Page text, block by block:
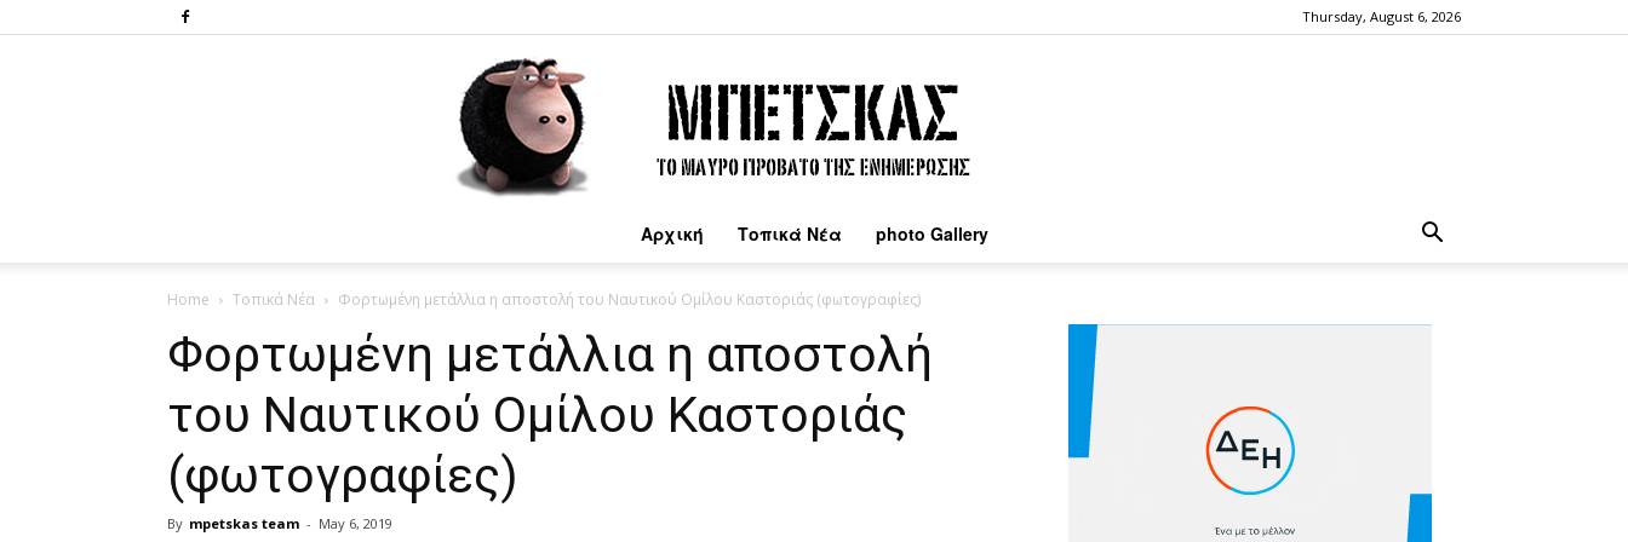
Thursday, August 6, 2026
Αρχική Τοπικά Νέα photo Gallery
Home Τοπικά Νέα Φορτωμένη μετάλλια η αποστολή του Ναυτικού Ομίλου Καστοριάς (φωτογραφίες)
Φορτωμένη μετάλλια η αποστολή
του Ναυτικού Ομίλου Καστοριάς
(φωτογραφίες)
By mpetskas team - May 6, 2019